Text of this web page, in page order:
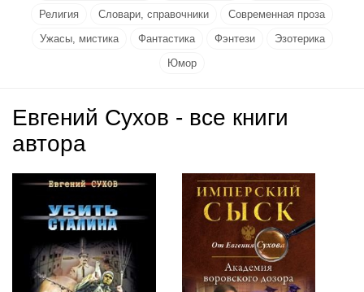
Религия
Словари, справочники
Современная проза
Ужасы, мистика
Фантастика Фэнтези
Эзотерика
Юмор
Евгений Сухов - все книги
автора